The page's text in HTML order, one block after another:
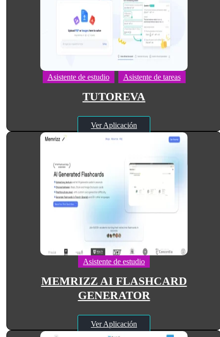
Asistente de estudio Asistente de tareas
TUTOREVA
Ver Aplicación
Asistente de estudio
MEMRIZZ AI FLASHCARD
GENERATOR
Ver Aplicación